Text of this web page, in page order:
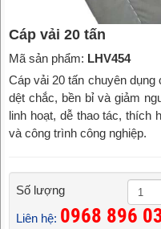
Cáp vải 20 tấn
Mã sản phẩm: LHV454
Cáp vải 20 tấn chuyên
dệt chắc, bền bỉ và giảm
linh hoạt, dễ thao tác, thích
và công trình công nghiệp.
Số lượng
Liên hệ: 0968 896